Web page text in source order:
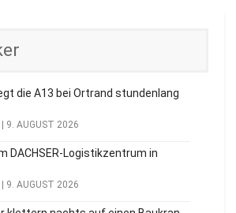
die A13 bei Ortrand stundenlang
9. AUGUST 2026
DACHSER-Logistikzentrum in
9. AUGUST 2026